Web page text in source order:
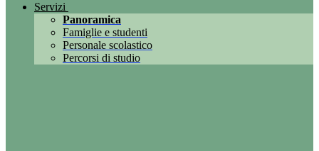
Servizi
Panoramica
Famiglie e studenti
Personale scolastico
Percorsi di studio